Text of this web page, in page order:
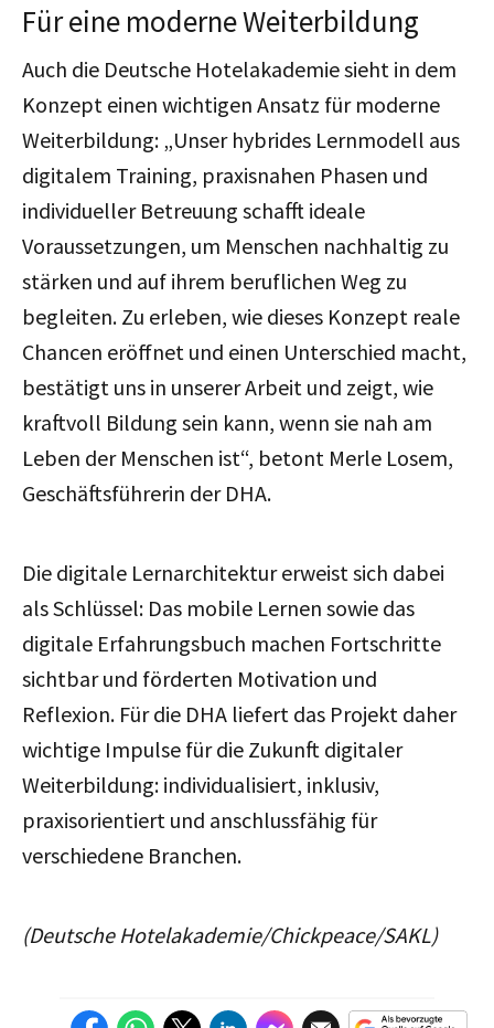
Für eine moderne Weiterbildung
Auch die Deutsche Hotelakademie sieht in dem
Konzept einen wichtigen Ansatz für moderne
Weiterbildung: „Unser hybrides Lernmodell aus
digitalem Training, praxisnahen Phasen und
individueller Betreuung schafft ideale
Voraussetzungen, um Menschen nachhaltig zu
stärken und auf ihrem beruflichen Weg zu
begleiten. Zu erleben, wie dieses Konzept reale
Chancen eröffnet und einen Unterschied macht,
bestätigt uns in unserer Arbeit und zeigt, wie
kraftvoll Bildung sein kann, wenn sie nah am
Leben der Menschen ist“, betont Merle Losem,
Geschäftsführerin der DHA.
Die digitale Lernarchitektur erweist sich dabei
als Schlüssel: Das mobile Lernen sowie das
digitale Erfahrungsbuch machen Fortschritte
sichtbar und förderten Motivation und
Reflexion. Für die DHA liefert das Projekt daher
wichtige Impulse für die Zukunft digitaler
Weiterbildung: individualisiert, inklusiv,
praxisorientiert und anschlussfähig für
verschiedene Branchen.
(Deutsche Hotelakademie/Chickpeace/SAKL)